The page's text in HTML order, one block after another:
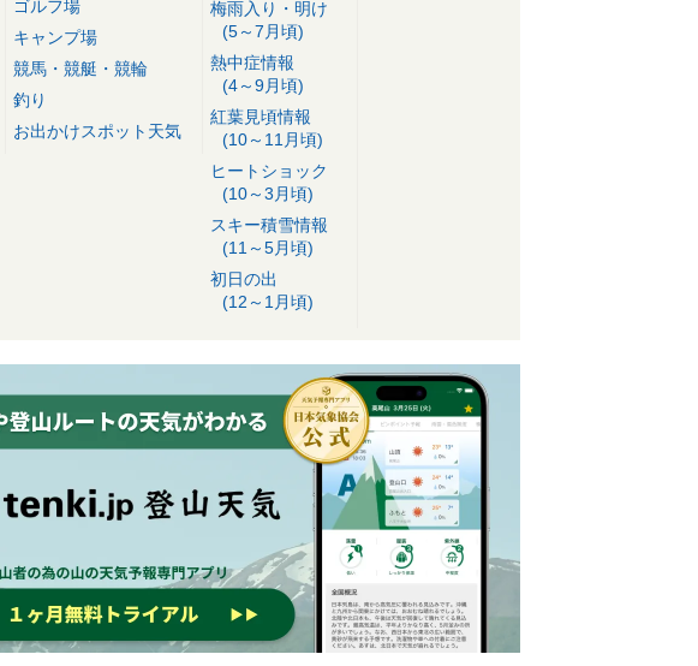
ゴルフ場
キャンプ場
競馬・競艇・競輪
釣り
お出かけスポット天気
梅雨入り・明け
(5～7月頃)
熱中症情報
(4～9月頃)
紅葉見頃情報
(10～11月頃)
ヒートショック
(10～3月頃)
スキー積雪情報
(11～5月頃)
初日の出
(12～1月頃)